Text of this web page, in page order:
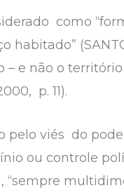
como
– e não o
p. 11).
viés do
ou controle
“sempre